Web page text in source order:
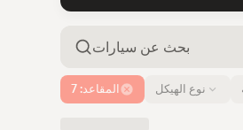
السيارات حسب الفئة
روابط سريعة
بنود الاستخدام
مطار أو عنوان
دبي نوع الهيكل المقاعد: 7